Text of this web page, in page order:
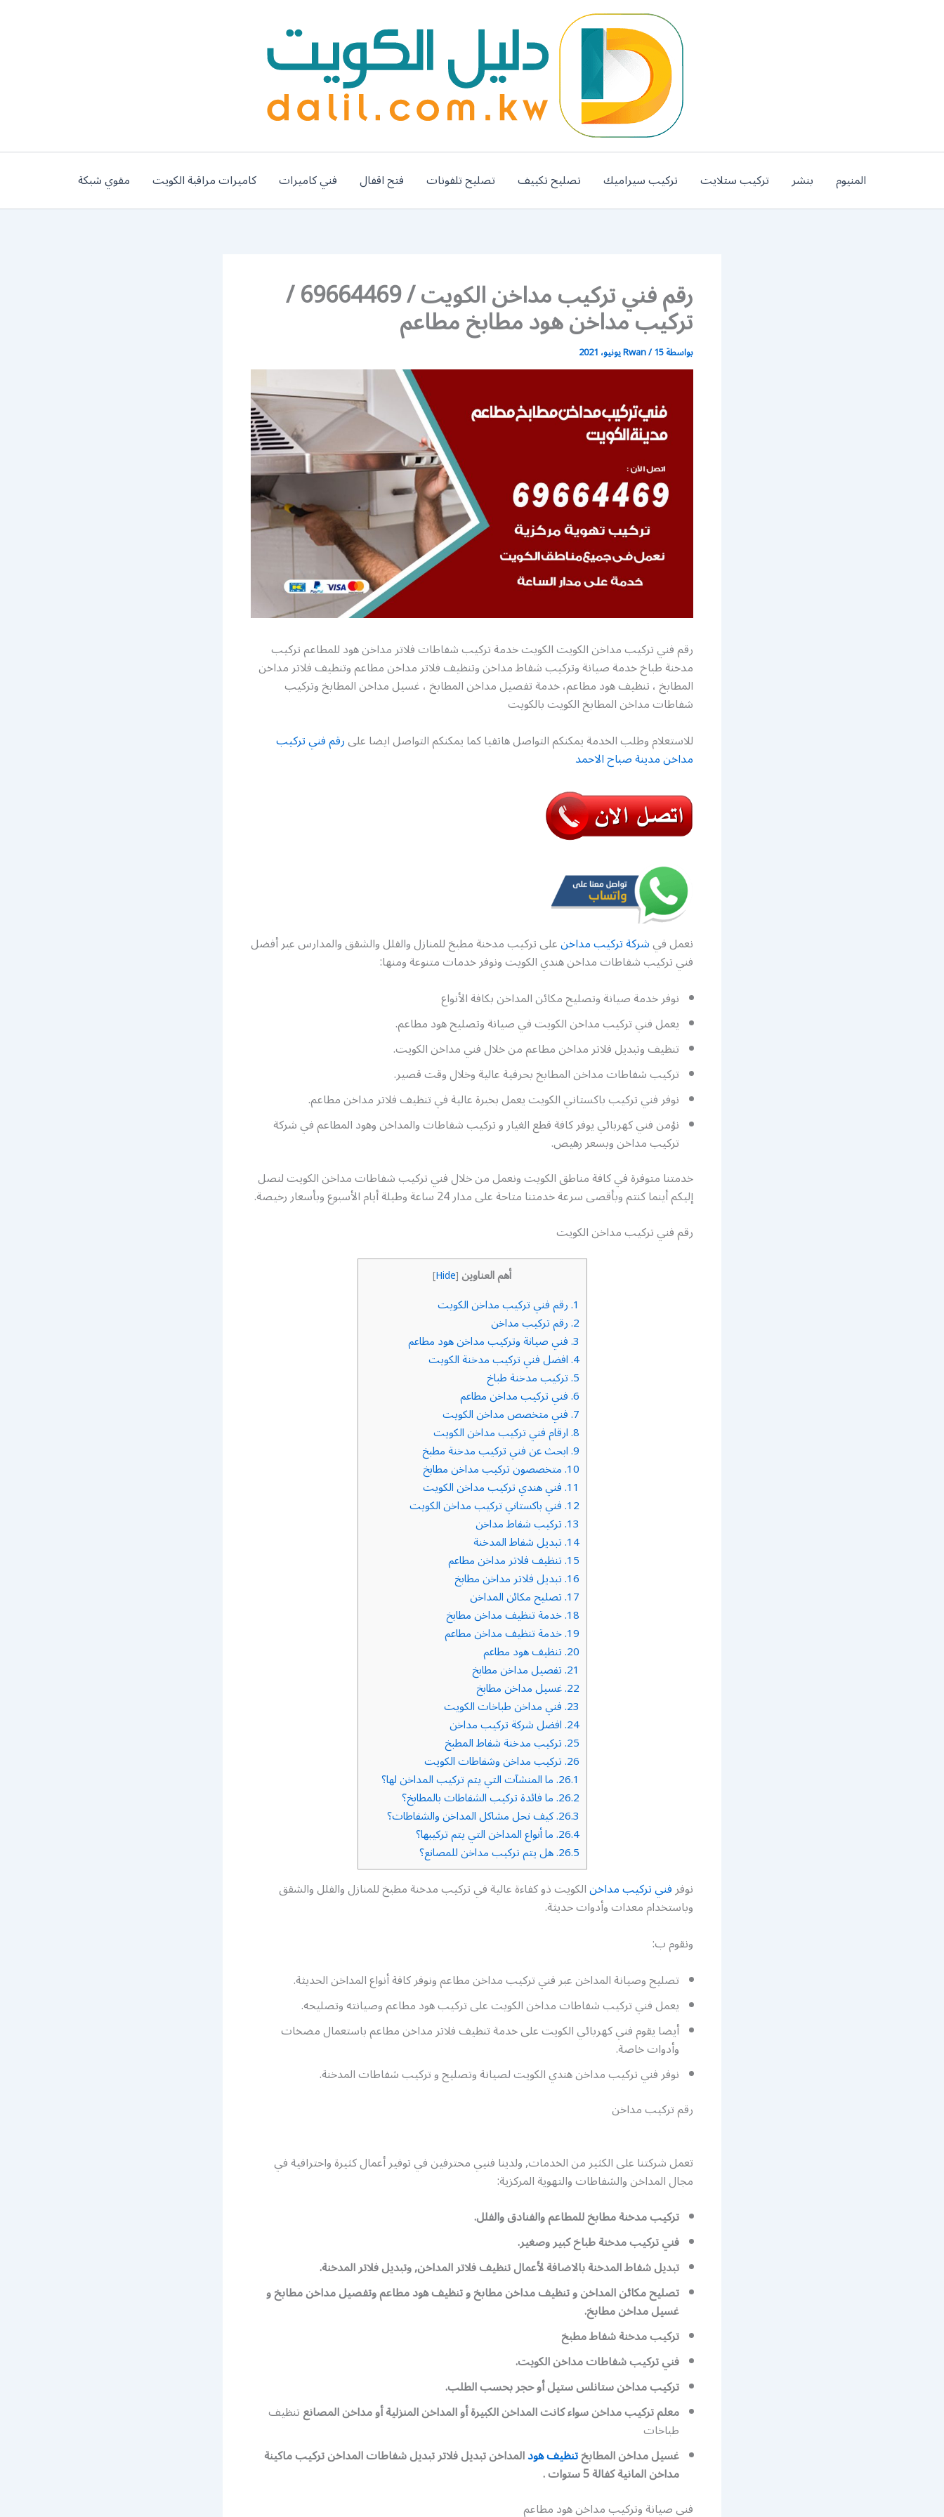
المنيوم بنشر تركيب ستلايت تركيب سيراميك تصليح تكييف تصليح تلفونات فتح اقفال فني كاميرات كاميرات مراقبة الكويت مقوي شبكة
رقم فني تركيب مداخن الكويت / 69664469 /
تركيب مداخن هود مطابخ مطاعم
بواسطة Rwan/15 يونيو، 2021
رقم فني تركيب مداخن الكويت الكويت خدمة تركيب شفاطات فلاتر مداخن هود للمطاعم تركيب
مدخنة طباخ خدمة صيانة وتركيب شفاط مداخن وتنظيف فلاتر مداخن مطاعم وتنظيف فلاتر مداخن
المطابخ ، تنظيف هود مطاعم، خدمة تفصيل مداخن المطابخ ، غسيل مداخن المطابخ وتركيب
شفاطات مداخن المطابخ الكويت بالكويت
للاستعلام وطلب الخدمة يمكنكم التواصل هاتفيا كما يمكنكم التواصل ايضا علىرقم فني تركيب
مداخن مدينة صباح الاحمد
نعمل فيشركة تركيب مداخنعلى تركيب مدخنة مطبخ للمنازل والفلل والشقق والمدارس عبر أفضل
فني تركيب شفاطات مداخن هندي الكويت ونوفر خدمات متنوعة ومنها:
نوفر خدمة صيانة وتصليح مكائن المداخن بكافة الأنواع
يعمل فني تركيب مداخن الكويت في صيانة وتصليح هود مطاعم.
تنظيف وتبديل فلاتر مداخن مطاعم من خلال فني مداخن الكويت.
تركيب شفاطات مداخن المطابخ بحرفية عالية وخلال وقت قصير.
نوفر فني تركيب باكستاني الكويت يعمل بخبرة عالية في تنظيف فلاتر مداخن مطاعم.
نؤمن فني كهربائي يوفر كافة قطع الغيار و تركيب شفاطات والمداخن وهود المطاعم في شركة
تركيب مداخن وبسعر رهيص.
خدمتنا متوفرة في كافة مناطق الكويت ونعمل من خلال فني تركيب شفاطات مداخن الكويت لنصل
إليكم أينما كنتم وبأقصى سرعة خدمتنا متاحة على مدار 24 ساعة وطيلة أيام الأسبوع وبأسعار رخيصة.
رقم فني تركيب مداخن الكويت
أهم العناوين [
Hide
]
1. رقم فني تركيب مداخن الكويت
2. رقم تركيب مداخن
3. فني صيانة وتركيب مداخن هود مطاعم
4. افضل فني تركيب مدخنة الكويت
5. تركيب مدخنة طباخ
6. فني تركيب مداخن مطاعم
7. فني متخصص مداخن الكويت
8. ارقام فني تركيب مداخن الكويت
9. ابحث عن فني تركيب مدخنة مطبخ
10. متخصصون تركيب مداخن مطابخ
11. فني هندي تركيب مداخن الكويت
12. فني باكستاني تركيب مداخن الكويت
13. تركيب شفاط مداخن
14. تبديل شفاط المدخنة
15. تنظيف فلاتر مداخن مطاعم
16. تبديل فلاتر مداخن مطابخ
17. تصليح مكائن المداخن
18. خدمة تنظيف مداخن مطابخ
19. خدمة تنظيف مداخن مطاعم
20. تنظيف هود مطاعم
21. تفصيل مداخن مطابخ
22. غسيل مداخن مطابخ
23. فني مداخن طباخات الكويت
24. افضل شركة تركيب مداخن
25. تركيب مدخنة شفاط المطبخ
26. تركيب مداخن وشفاطات الكويت
26.1. ما المنشآت التي يتم تركيب المداخن لها؟
26.2. ما فائدة تركيب الشفاطات بالمطابخ؟
26.3. كيف نحل مشاكل المداخن والشفاطات؟
26.4. ما أنواع المداخن التي يتم تركيبها؟
26.5. هل يتم تركيب مداخن للمصانع؟
نوفرفني تركيب مداخنالكويت ذو كفاءة عالية في تركيب مدخنة مطبخ للمنازل والفلل والشقق
وباستخدام معدات وأدوات حديثة.
ونقوم ب:
تصليح وصيانة المداخن عبر فني تركيب مداخن مطاعم ونوفر كافة أنواع المداخن الحديثة.
يعمل فني تركيب شفاطات مداخن الكويت على تركيب هود مطاعم وصيانته وتصليحه.
أيضا يقوم فني كهربائي الكويت على خدمة تنظيف فلاتر مداخن مطاعم باستعمال مضخات
وأدوات خاصة.
نوفر فني تركيب مداخن هندي الكويت لصيانة وتصليح و تركيب شفاطات المدخنة.
رقم تركيب مداخن
تعمل شركتنا على الكثير من الخدمات, ولدينا فنيي محترفين في توفير أعمال كثيرة واحترافية في
مجال المداخن والشفاطات والتهوية المركزية:
تركيب مدخنة مطابخ للمطاعم والفنادق والفلل.
فني تركيب مدخنة طباخ كبير وصغير.
تبديل شفاط المدخنة بالاضافة لأعمال تنظيف فلاتر المداخن, وتبديل فلاتر المدخنة.
تصليح مكائن المداخن و تنظيف مداخن مطابخ و تنظيف هود مطاعم وتفصيل مداخن مطابخ و
غسيل مداخن مطابخ.
تركيب مدخنة شفاط مطبخ
فني تركيب شفاطات مداخن الكويت.
تركيب مداخن ستانلس ستيل أو حجر بحسب الطلب.
معلم تركيب مداخن سواء كانت المداخن الكبيرة أو المداخن المنزلية أو مداخن المصانعتنظيف
طباخات
غسيل مداخن المطابختنظيف هودالمداخن تبديل فلاتر تبديل شفاطات المداخن تركيب ماكينة
مداخن المانية كفالة 5 ستوات .
فني صيانة وتركيب مداخن هود مطاعم